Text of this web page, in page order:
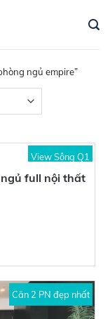
ngủ empire”
View Sông Q1
full nội thất
Căn 2 PN đẹp nhất